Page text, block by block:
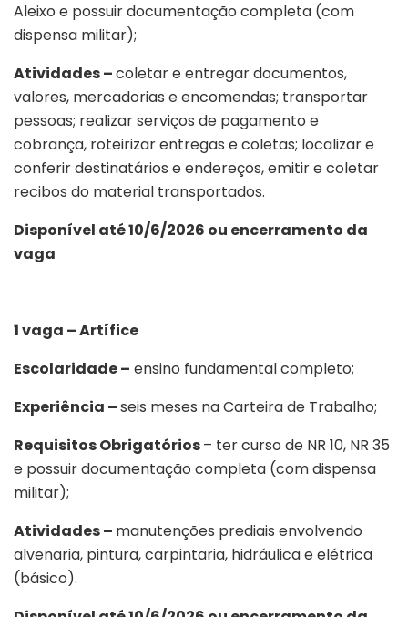
Aleixo e possuir documentação completa (com
dispensa militar);
Atividades –coletar e entregar documentos,
valores, mercadorias e encomendas; transportar
pessoas; realizar serviços de pagamento e
cobrança, roteirizar entregas e coletas; localizar e
conferir destinatários e endereços, emitir e coletar
recibos do material transportados.
Disponível até 10/6/2026 ou encerramento da
vaga
1 vaga – Artífice
Escolaridade – ensino fundamental completo;
Experiência –seis meses na Carteira de Trabalho;
Requisitos Obrigatórios– ter curso de NR 10, NR 35
e possuir documentação completa (com dispensa
militar);
Atividades – manutenções prediais envolvendo
alvenaria, pintura, carpintaria, hidráulica e elétrica
(básico).